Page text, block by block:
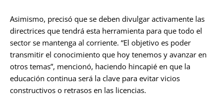
Asimismo, precisó que se deben divulgar activamente las
directrices que tendrá esta herramienta para que todo el
sector se mantenga al corriente. “El objetivo es poder
transmitir el conocimiento que hoy tenemos y avanzar en
otros temas”, mencionó, haciendo hincapié en que la
educación continua será la clave para evitar vicios
constructivos o retrasos en las licencias.